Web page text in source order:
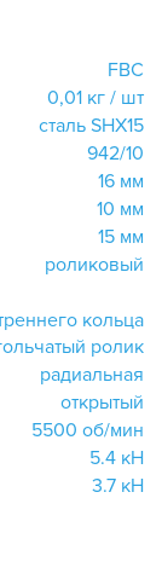
FBC
0,01 кг / шт
сталь SHX15
942/10
16 мм
10 мм
15 мм
роликовый
кольца
ролик
радиальная
открытый
5500 об/мин
5.4 кН
3.7 кН